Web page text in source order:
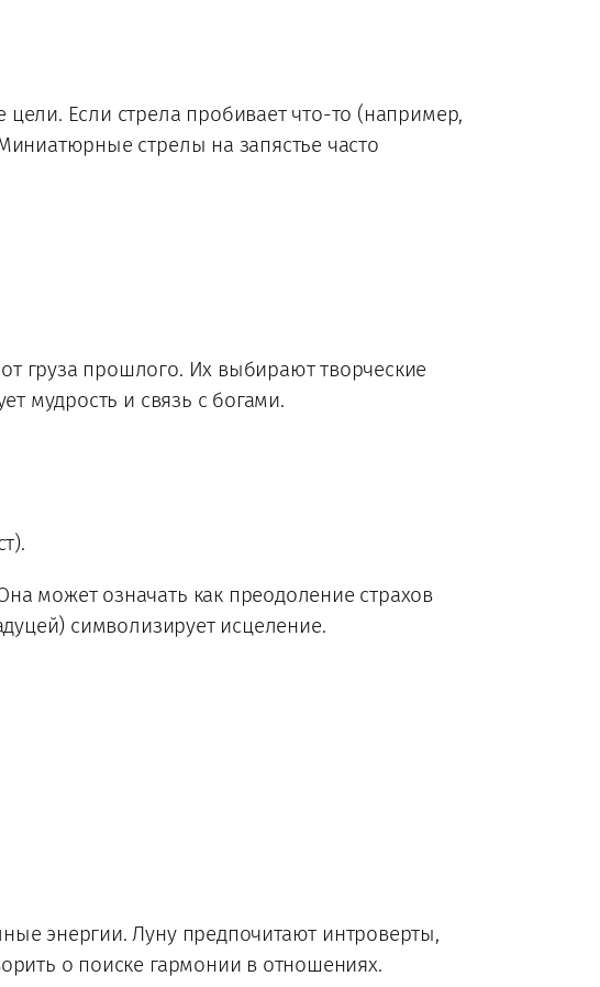
Если стрела пробивает что-то (например,
стрелы на запястье часто
груза прошлого. Их выбирают творческие
мудрость и связь с богами.
может означать как преодоление страхов
символизирует исцеление.
энергии. Луну предпочитают интроверты,
о поиске гармонии в отношениях.